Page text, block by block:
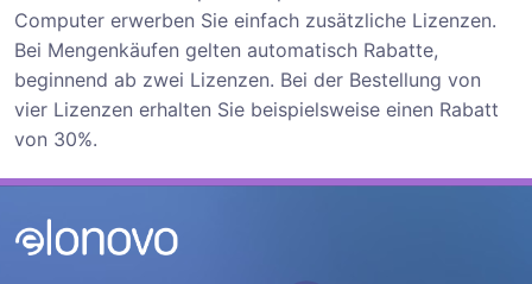
Computer erwerben Sie einfach zusätzliche Lizenzen.
Bei Mengenkäufen gelten automatisch Rabatte,
beginnend ab zwei Lizenzen. Bei der Bestellung von
vier Lizenzen erhalten Sie beispielsweise einen Rabatt
von 30%.